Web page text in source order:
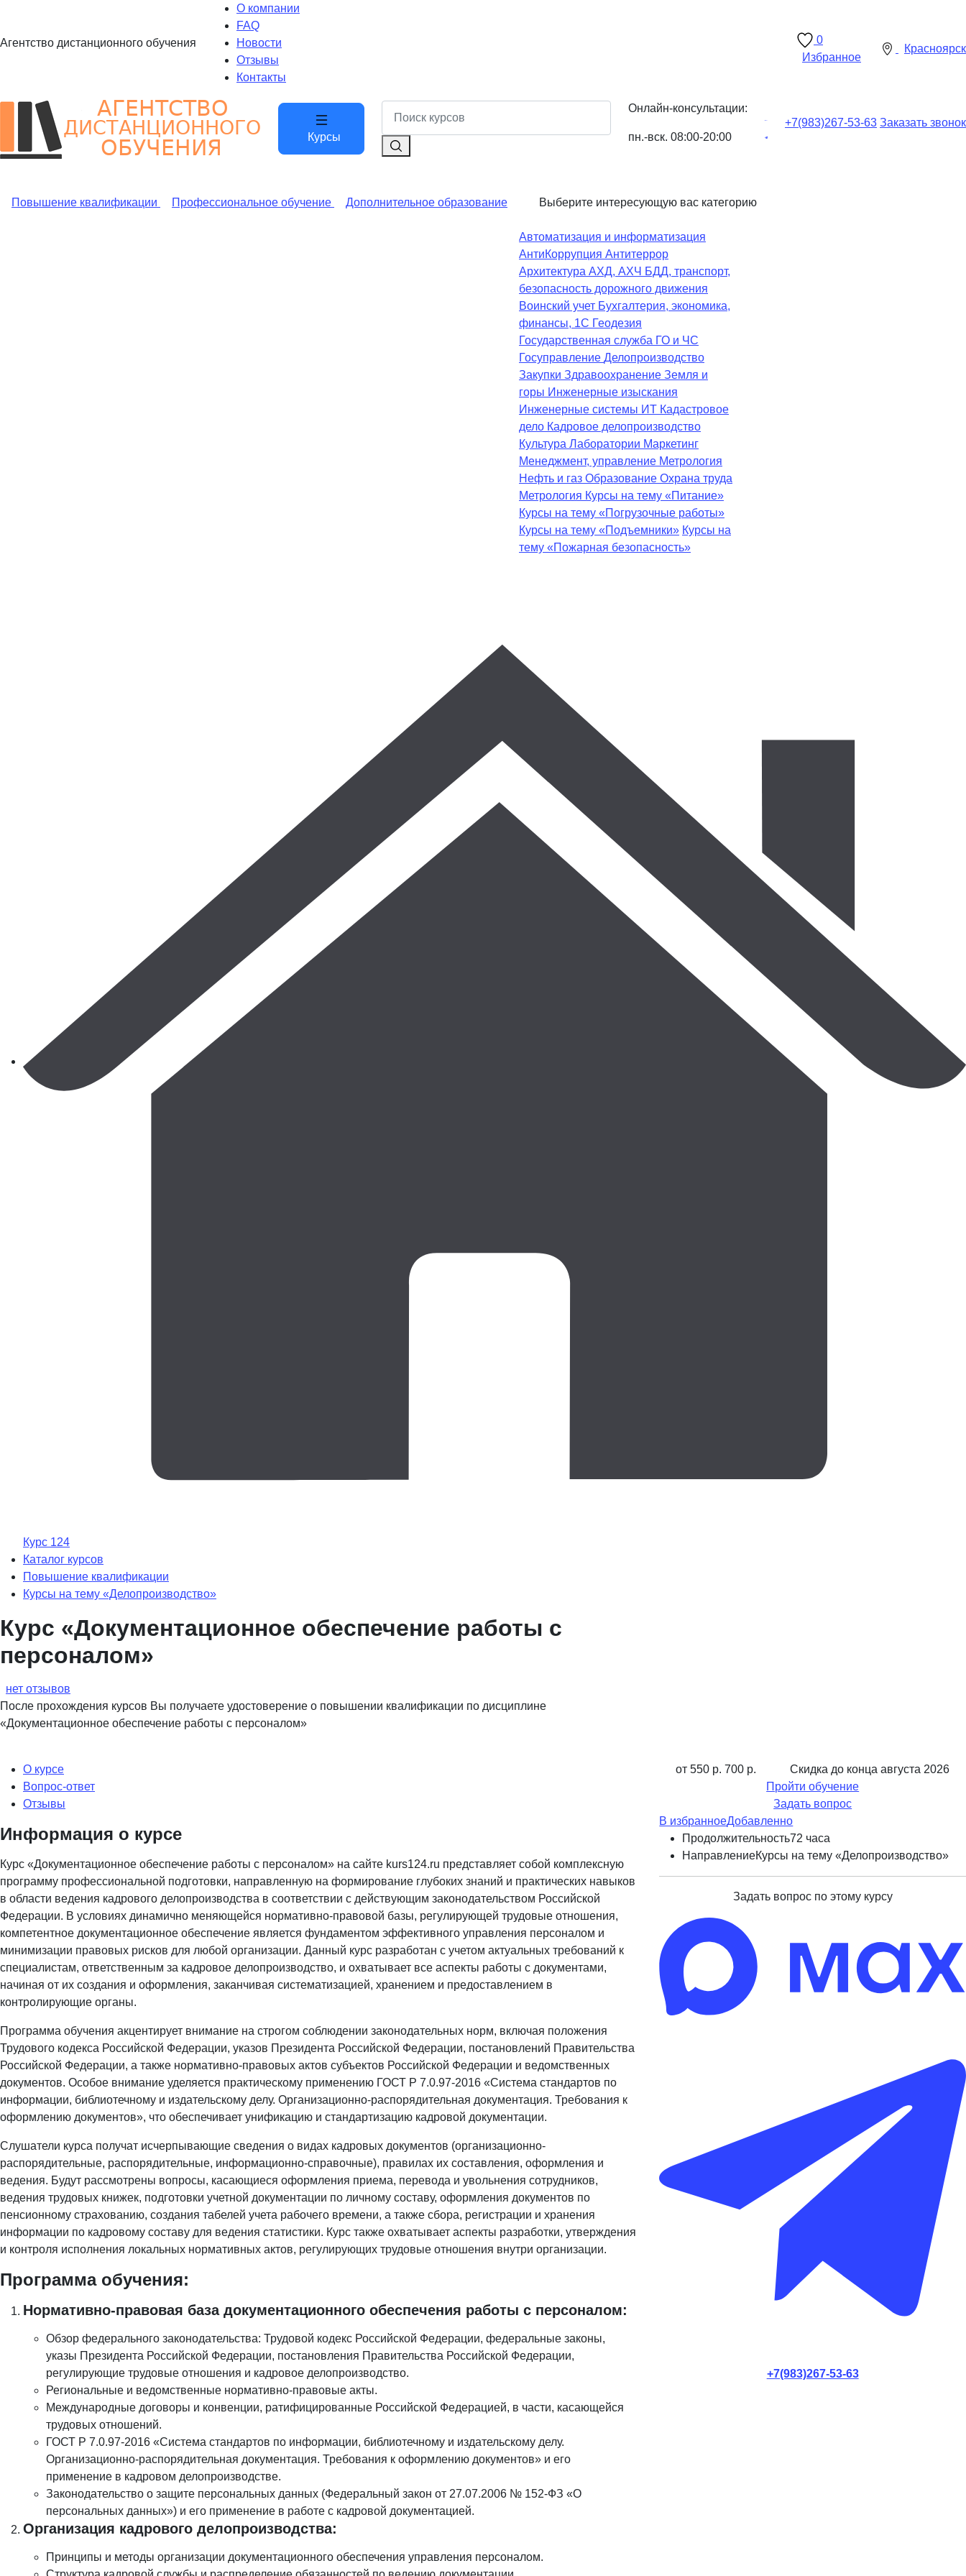
Агентство дистанционного обучения
О компании
FAQ
Новости
Отзывы
Контакты
0
Избранное
Красноярск
Курсы
Онлайн-консультации:
пн.-вск. 08:00-20:00
+7(983)267-53-63 Заказать звонок
Повышение квалификации Профессиональное обучение Дополнительное образование Выберите интересующую вас категорию
Автоматизация и информатизация
АнтиКоррупция Антитеррор
Архитектура АХД, АХЧ БДД, транспорт,
безопасность дорожного движения
Воинский учет Бухгалтерия, экономика,
финансы, 1С Геодезия
Государственная служба ГО и ЧС
Госуправление Делопроизводство
Закупки Здравоохранение Земля и
горы Инженерные изыскания
Инженерные системы ИТ Кадастровое
дело Кадровое делопроизводство
Культура Лаборатории Маркетинг
Менеджмент, управление Метрология
Нефть и газ Образование Охрана труда
Метрология Курсы на тему «Питание»
Курсы на тему «Погрузочные работы»
Курсы на тему «Подъемники» Курсы на
тему «Пожарная безопасность»
Курс 124
Каталог курсов
Повышение квалификации
Курсы на тему «Делопроизводство»
Курс «Документационное обеспечение работы с
персоналом»
нет отзывов
После прохождения курсов Вы получаете удостоверение о повышении квалификации по дисциплине
«Документационное обеспечение работы с персоналом»
О курсе
Вопрос-ответ
Отзывы
Информация о курсе
Курс «Документационное обеспечение работы с персоналом» на сайте kurs124.ru представляет собой комплексную
программу профессиональной подготовки, направленную на формирование глубоких знаний и практических навыков
в области ведения кадрового делопроизводства в соответствии с действующим законодательством Российской
Федерации. В условиях динамично меняющейся нормативно-правовой базы, регулирующей трудовые отношения,
компетентное документационное обеспечение является фундаментом эффективного управления персоналом и
минимизации правовых рисков для любой организации. Данный курс разработан с учетом актуальных требований к
специалистам, ответственным за кадровое делопроизводство, и охватывает все аспекты работы с документами,
начиная от их создания и оформления, заканчивая систематизацией, хранением и предоставлением в
контролирующие органы.
Программа обучения акцентирует внимание на строгом соблюдении законодательных норм, включая положения
Трудового кодекса Российской Федерации, указов Президента Российской Федерации, постановлений Правительства
Российской Федерации, а также нормативно-правовых актов субъектов Российской Федерации и ведомственных
документов. Особое внимание уделяется практическому применению ГОСТ Р 7.0.97-2016 «Система стандартов по
информации, библиотечному и издательскому делу. Организационно-распорядительная документация. Требования к
оформлению документов», что обеспечивает унификацию и стандартизацию кадровой документации.
Слушатели курса получат исчерпывающие сведения о видах кадровых документов (организационно-
распорядительные, распорядительные, информационно-справочные), правилах их составления, оформления и
ведения. Будут рассмотрены вопросы, касающиеся оформления приема, перевода и увольнения сотрудников,
ведения трудовых книжек, подготовки учетной документации по личному составу, оформления документов по
пенсионному страхованию, создания табелей учета рабочего времени, а также сбора, регистрации и хранения
информации по кадровому составу для ведения статистики. Курс также охватывает аспекты разработки, утверждения
и контроля исполнения локальных нормативных актов, регулирующих трудовые отношения внутри организации.
Программа обучения:
Нормативно-правовая база документационного обеспечения работы с персоналом:
Обзор федерального законодательства: Трудовой кодекс Российской Федерации, федеральные законы,
указы Президента Российской Федерации, постановления Правительства Российской Федерации,
регулирующие трудовые отношения и кадровое делопроизводство.
Региональные и ведомственные нормативно-правовые акты.
Международные договоры и конвенции, ратифицированные Российской Федерацией, в части, касающейся
трудовых отношений.
ГОСТ Р 7.0.97-2016 «Система стандартов по информации, библиотечному и издательскому делу.
Организационно-распорядительная документация. Требования к оформлению документов» и его
применение в кадровом делопроизводстве.
Законодательство о защите персональных данных (Федеральный закон от 27.07.2006 № 152-ФЗ «О
персональных данных») и его применение в работе с кадровой документацией.
Организация кадрового делопроизводства:
Принципы и методы организации документационного обеспечения управления персоналом.
от 550 р. 700 р. Скидка до конца августа 2026
Пройти обучение
Задать вопрос
В избранноеДобавленно
Продолжительность72 часа
НаправлениеКурсы на тему «Делопроизводство»
Задать вопрос по этому курсу
+7(983)267-53-63